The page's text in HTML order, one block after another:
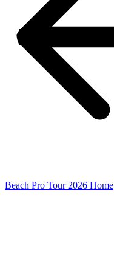
Beach Pro Tour 2026 Home